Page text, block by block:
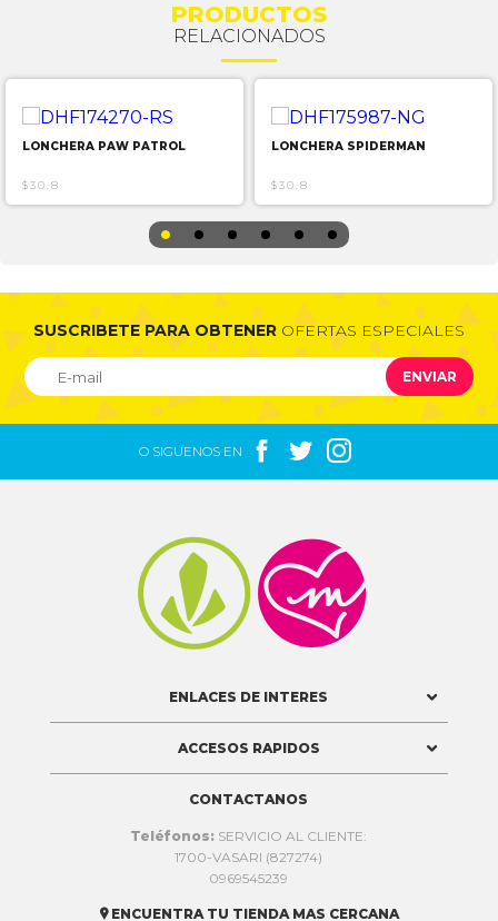
PRODUCTOS
RELACIONADOS
LONCHERA PAW PATROL
$30.8
LONCHERA SPIDERMAN
$30.8
SUSCRIBETE PARA OBTENER OFERTAS ESPECIALES
ENVIAR
O SIGUENOS EN   

ENLACES DE INTERES
ACCESOS RAPIDOS
CONTACTANOS
Teléfonos: SERVICIO AL CLIENTE:
1700-VASARI (827274)
0969545239
 ENCUENTRA TU TIENDA MAS CERCANA